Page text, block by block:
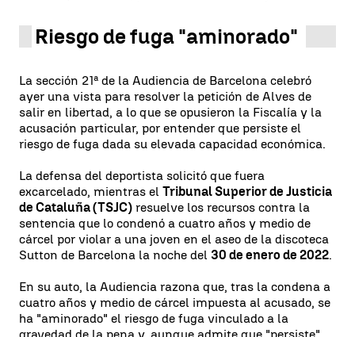
Riesgo de fuga "aminorado"
La sección 21ª de la Audiencia de Barcelona celebró
ayer una vista para resolver la petición de Alves de
salir en libertad, a lo que se opusieron la Fiscalía y la
acusación particular, por entender que persiste el
riesgo de fuga dada su elevada capacidad económica.
La defensa del deportista solicitó que fuera
excarcelado, mientras el Tribunal Superior de Justicia
de Cataluña (TSJC) resuelve los recursos contra la
sentencia que lo condenó a cuatro años y medio de
cárcel por violar a una joven en el aseo de la discoteca
Sutton de Barcelona la noche del 30 de enero de 2022.
En su auto, la Audiencia razona que, tras la condena a
cuatro años y medio de cárcel impuesta al acusado, se
ha "aminorado" el riesgo de fuga vinculado a la